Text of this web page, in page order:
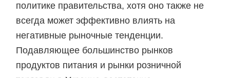
политике правительства, хотя оно также не
всегда может эффективно влиять на
негативные рыночные тенденции.
Подавляющее большинство рынков
продуктов питания и рынки розничной